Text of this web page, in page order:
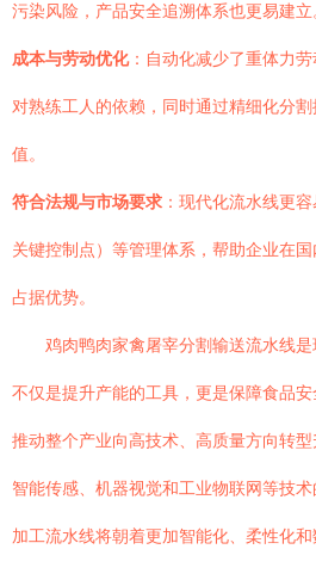
污染风险，产品安全追溯体系也更易建立
成本与劳动优化：自动化减少了重体力
对熟练工人的依赖，同时通过精细化分
值。
符合法规与市场要求 ：现代化流水线更
关键控制点）等管理体系，帮助企业在
占据优势。
鸡肉鸭肉家禽屠宰分割输送流水线
不仅是提升产能的工具，更是保障食品安
推动整个产业向高技术、高质量方向转
智能传感、机器视觉和工业物联网等技
加工流水线将朝着更加智能化、柔性化和